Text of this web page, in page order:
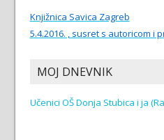
Knjižnica Savica Zagreb
5.4.2016. , susret s autoricom i
MOJ DNEVNIK
Učenici